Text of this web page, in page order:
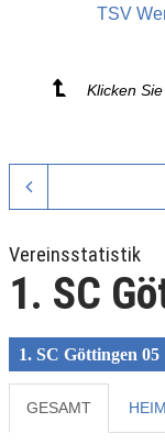
TSV
Klicken
Vereinsstatistik
1. SC
1. SC Göttingen 05
GESAMT HEIM